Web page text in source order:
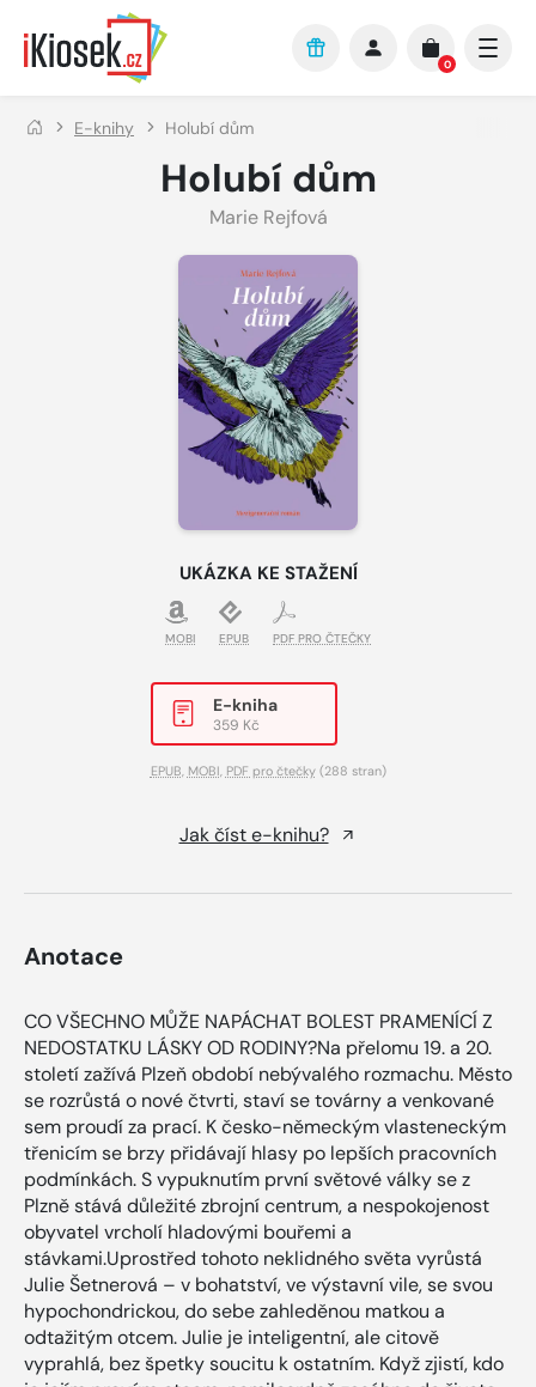
Přejít na hlavní obsah
0
E-knihy Holubí dům
Holubí dům
Marie Rejfová
UKÁZKA KE STAŽENÍ
MOBI EPUB PDF PRO ČTEČKY
E-kniha
359 Kč
EPUB MOBI PDF pro čtečky(288 stran)
Jak číst e-knihu?
Anotace
CO VŠECHNO MŮŽE NAPÁCHAT BOLEST PRAMENÍCÍ Z
NEDOSTATKU LÁSKY OD RODINY?Na přelomu 19. a 20.
století zažívá Plzeň období nebývalého rozmachu. Město
se rozrůstá o nové čtvrti, staví se továrny a venkované
sem proudí za prací. K česko-německým vlasteneckým
třenicím se brzy přidávají hlasy po lepších pracovních
podmínkách. S vypuknutím první světové války se z
Plzně stává důležité zbrojní centrum, a nespokojenost
obyvatel vrcholí hladovými bouřemi a
stávkami.Uprostřed tohoto neklidného světa vyrůstá
Julie Šetnerová – v bohatství, ve výstavní vile, se svou
hypochondrickou, do sebe zahleděnou matkou a
odtažitým otcem. Julie je inteligentní, ale citově
vyprahlá, bez špetky soucitu k ostatním. Když zjistí, kdo